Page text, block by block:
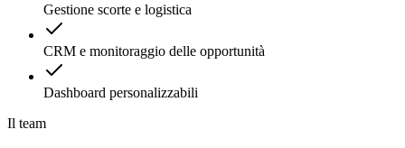
Gestione scorte e logistica
CRM e monitoraggio delle opportunità
Dashboard personalizzabili
Il team